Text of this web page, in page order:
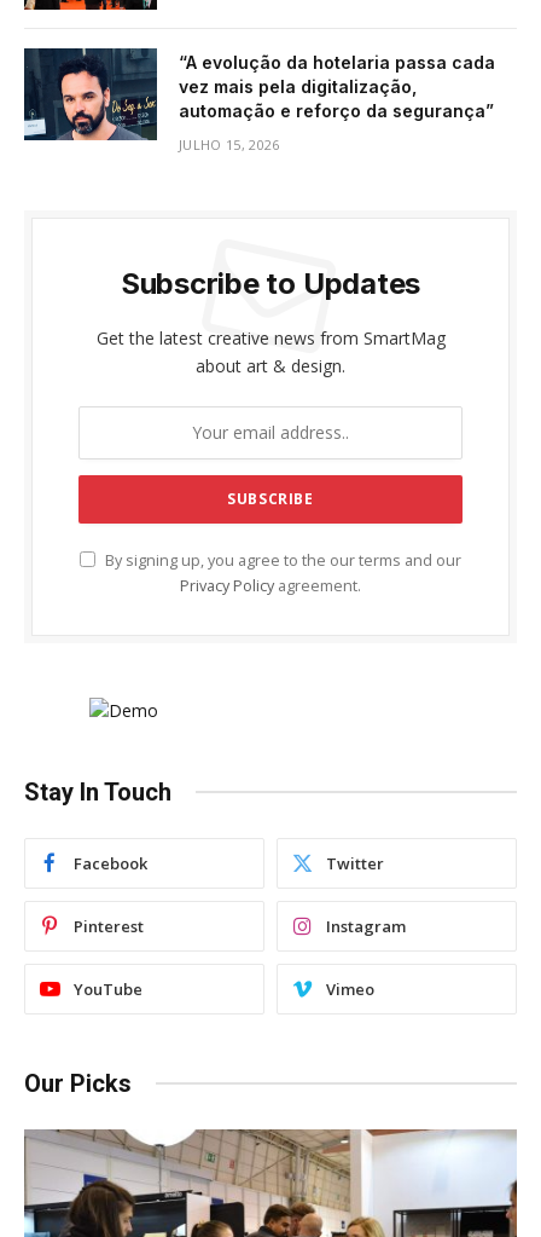
“A evolução da hotelaria passa cada
vez mais pela digitalização,
automação e reforço da segurança”
JULHO 15, 2026
Subscribe to Updates
Get the latest creative news from SmartMag
about art & design.
By signing up, you agree to the our terms and our
Privacy Policy agreement.
Stay In Touch
Facebook Twitter
Pinterest Instagram
YouTube Vimeo
Our Picks